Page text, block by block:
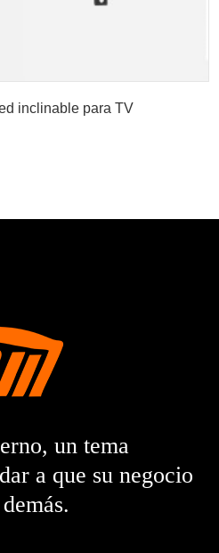
inclinable para TV
un tema
a que su negocio